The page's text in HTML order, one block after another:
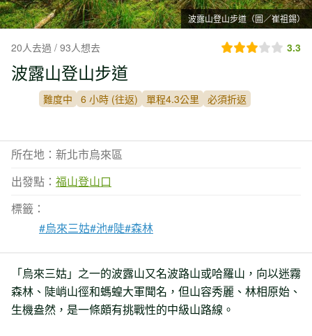
波露山登山步道（圖／崔祖錫）
20人去過 / 93人想去 3.3
波露山登山步道
難度中 6 小時 (往返) 單程4.3公里 必須折返
所在地：新北市烏來區
出發點： 福山登山口
標籤：
#烏來三姑#池#陡#森林
「烏來三姑」之一的波露山又名波路山或哈羅山，向以迷霧
森林、陡峭山徑和螞蝗大軍聞名，但山容秀麗、林相原始、
生機盎然，是一條頗有挑戰性的中級山路線。